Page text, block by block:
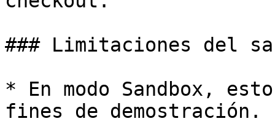
### Limitaciones del
* En modo Sandbox,
fines de demostración.